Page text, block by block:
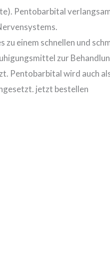
Pentobarbital
einem schnellen und
zur
Pentobarbital wird auch
jetzt bestellen